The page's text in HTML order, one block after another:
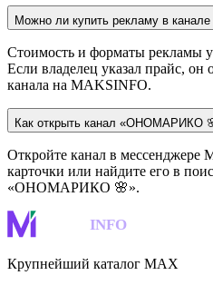
Можно ли купить рекламу в
Стоимость и форматы рекламы
Если владелец указал прайс, он
канала на MAKSINFO.
Как открыть канал «ОНОМАРИКО
Откройте канал в мессенджере
карточки или найдите его в
«ОНОМАРИКО 🌸».
INFO
Крупнейший каталог MAX